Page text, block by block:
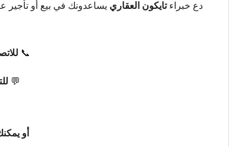
دع خبراءتايكون العقاري يساعدونك في بيع أو
📞
💬
أو